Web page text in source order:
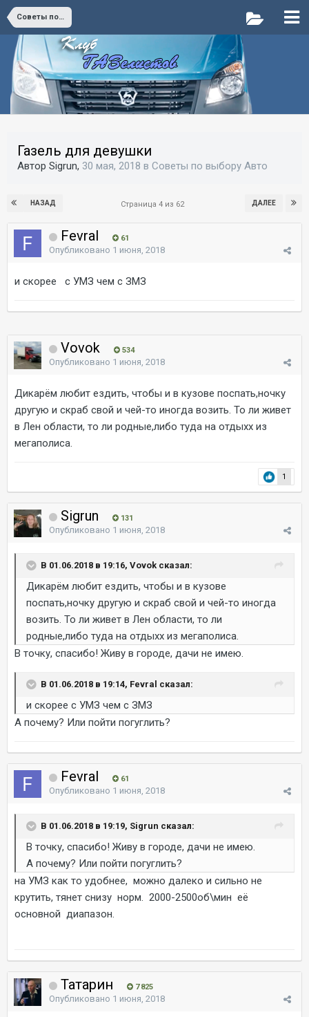
Советы по выбору Авто
Газель для девушки
Автор Sigrun, 30 мая, 2018 в Советы по выбору Авто
НАЗАД ДАЛЕЕ
Страница 4 из 62
Fevral 61
Опубликовано 1 июня, 2018
и скорее с УМЗ чем с ЗМЗ
Vovok 534
Опубликовано 1 июня, 2018
Дикарём любит ездить, чтобы и в кузове поспать,ночку
другую и скраб свой и чей-то иногда возить. То ли живет
в Лен области, то ли родные,либо туда на отдыхх из
мегаполиса.
1
Sigrun 131
Опубликовано 1 июня, 2018
В 01.06.2018 в 19:16, Vovok сказал:
Дикарём любит ездить, чтобы и в кузове
поспать,ночку другую и скраб свой и чей-то иногда
возить. То ли живет в Лен области, то ли
родные,либо туда на отдыхх из мегаполиса.
В точку, спасибо! Живу в городе, дачи не имею.
В 01.06.2018 в 19:14, Fevral сказал:
и скорее с УМЗ чем с ЗМЗ
А почему? Или пойти погуглить?
Fevral 61
Опубликовано 1 июня, 2018
В 01.06.2018 в 19:19, Sigrun сказал:
В точку, спасибо! Живу в городе, дачи не имею.
А почему? Или пойти погуглить?
на УМЗ как то удобнее, можно далеко и сильно не
крутить, тянет снизу норм. 2000-2500об\мин её
основной диапазон.
Татарин 7 825
Опубликовано 1 июня, 2018